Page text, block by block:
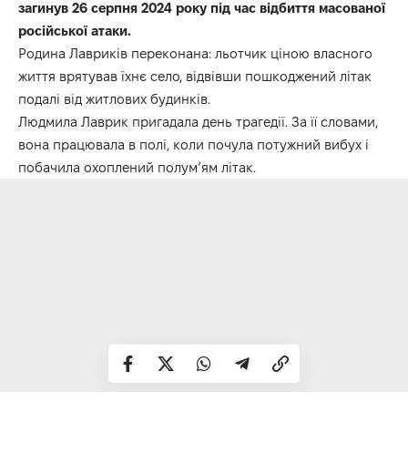
загинув 26 серпня 2024 року під час відбиття масованої
російської атаки.
Родина Лавриків переконана: льотчик ціною власного
життя врятував їхнє село, відвівши пошкоджений літак
подалі від житлових будинків.
Людмила Лаврик пригадала день трагедії. За її словами,
вона працювала в полі, коли почула потужний вибух і
побачила охоплений полум’ям літак.